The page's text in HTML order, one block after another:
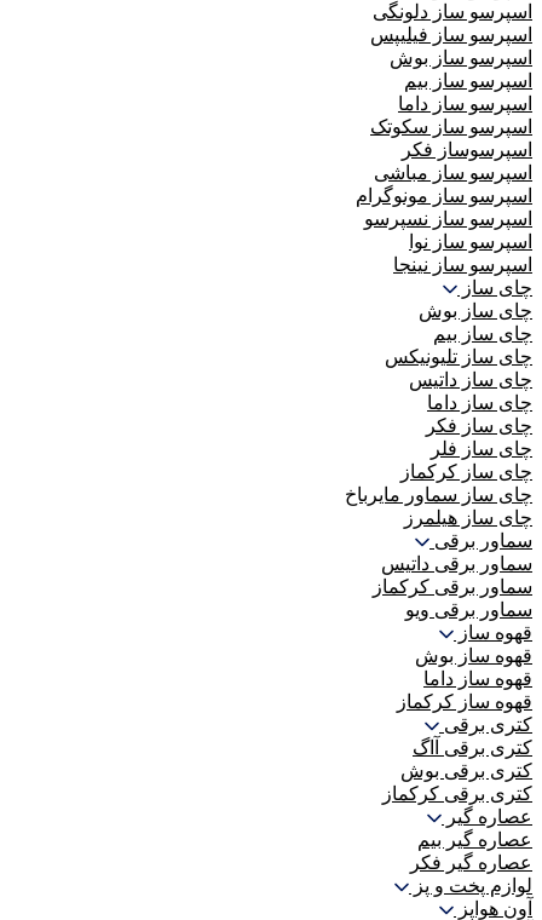
اسپرسو ساز دلونگی
اسپرسو ساز فیلیپس
اسپرسو ساز بوش
اسپرسو ساز بیم
اسپرسو ساز داما
اسپرسو ساز سکوتک
اسپرسوساز فکر
اسپرسو ساز مباشی
اسپرسو ساز مونوگرام
اسپرسو ساز نسپرسو
اسپرسو ساز نوا
اسپرسو ساز نینجا
چای ساز
چای ساز بوش
چای ساز بیم
چای ساز تلیونیکس
چای ساز داتیس
چای ساز داما
چای ساز فکر
چای ساز فلر
چای ساز کرکماز
چای ساز سماور مایرباخ
چای ساز هیلمرز
سماور برقی
سماور برقی داتیس
سماور برقی کرکماز
سماور برقی ویو
قهوه ساز
قهوه ساز بوش
قهوه ساز داما
قهوه ساز کرکماز
کتری برقی
کتری برقی آاگ
کتری برقی بوش
کتری برقی کرکماز
عصاره گیر
عصاره گیر بیم
عصاره گیر فکر
لوازم پخت و پز
آون هواپز